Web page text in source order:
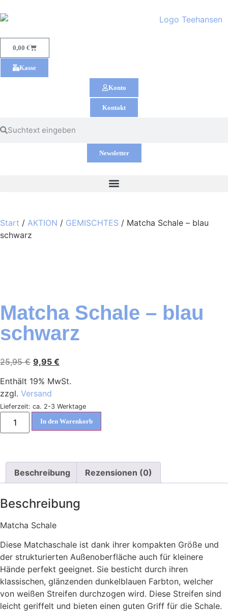
0,00 €
Kasse
Konto
Kontakt
Newsletter
Start / AKTION / GEMISCHTES / Matcha Schale – blau
schwarz
Matcha Schale – blau
schwarz
25,95€ 9,95 €
Enthält 19% MwSt.
zzgl. Versand
Lieferzeit: ca. 2-3 Werktage
In den Warenkorb
Beschreibung Rezensionen (0)
Beschreibung
Matcha Schale
Diese Matchaschale ist dank ihrer kompakten Größe und
der strukturierten Außenoberfläche auch für kleinere
Hände perfekt geeignet. Sie besticht durch ihren
klassischen, glänzenden dunkelblauen Farbton, welcher
von weißen Streifen durchzogen wird. Diese Streifen sind
leicht geriffelt und bieten einen guten Griff für die Schale.